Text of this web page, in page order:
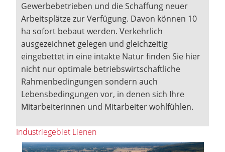
Gewerbebetrieben und die Schaffung neuer
Arbeitsplätze zur Verfügung. Davon können 10
ha sofort bebaut werden. Verkehrlich
ausgezeichnet gelegen und gleichzeitig
eingebettet in eine intakte Natur finden Sie hier
nicht nur optimale betriebswirtschaftliche
Rahmenbedingungen sondern auch
Lebensbedingungen vor, in denen sich Ihre
Mitarbeiterinnen und Mitarbeiter wohlfühlen.
Industriegebiet Lienen